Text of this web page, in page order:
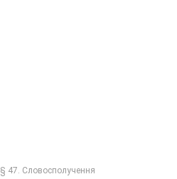
§ 47. Словосполучення